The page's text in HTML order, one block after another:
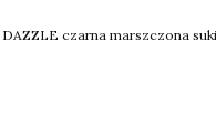
DAZZLE czarna marszczona